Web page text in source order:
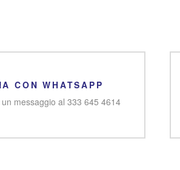
CON WHATSAPP
messaggio al 333 645 4614